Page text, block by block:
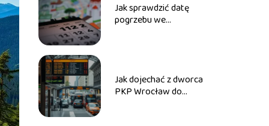
Jak sprawdzić datę
pogrzebu we
Jak dojechać z dworca
PKP Wrocław do